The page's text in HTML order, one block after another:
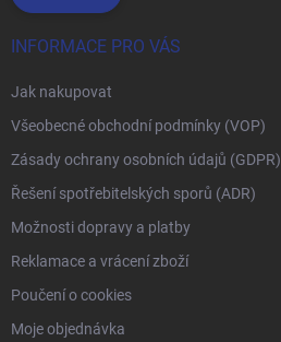
INFORMACE PRO VÁS
Jak nakupovat
Všeobecné obchodní podmínky (VOP)
Zásady ochrany osobních údajů (GDPR)
Řešení spotřebitelských sporů (ADR)
Možnosti dopravy a platby
Reklamace a vrácení zboží
Poučení o cookies
Moje objednávka